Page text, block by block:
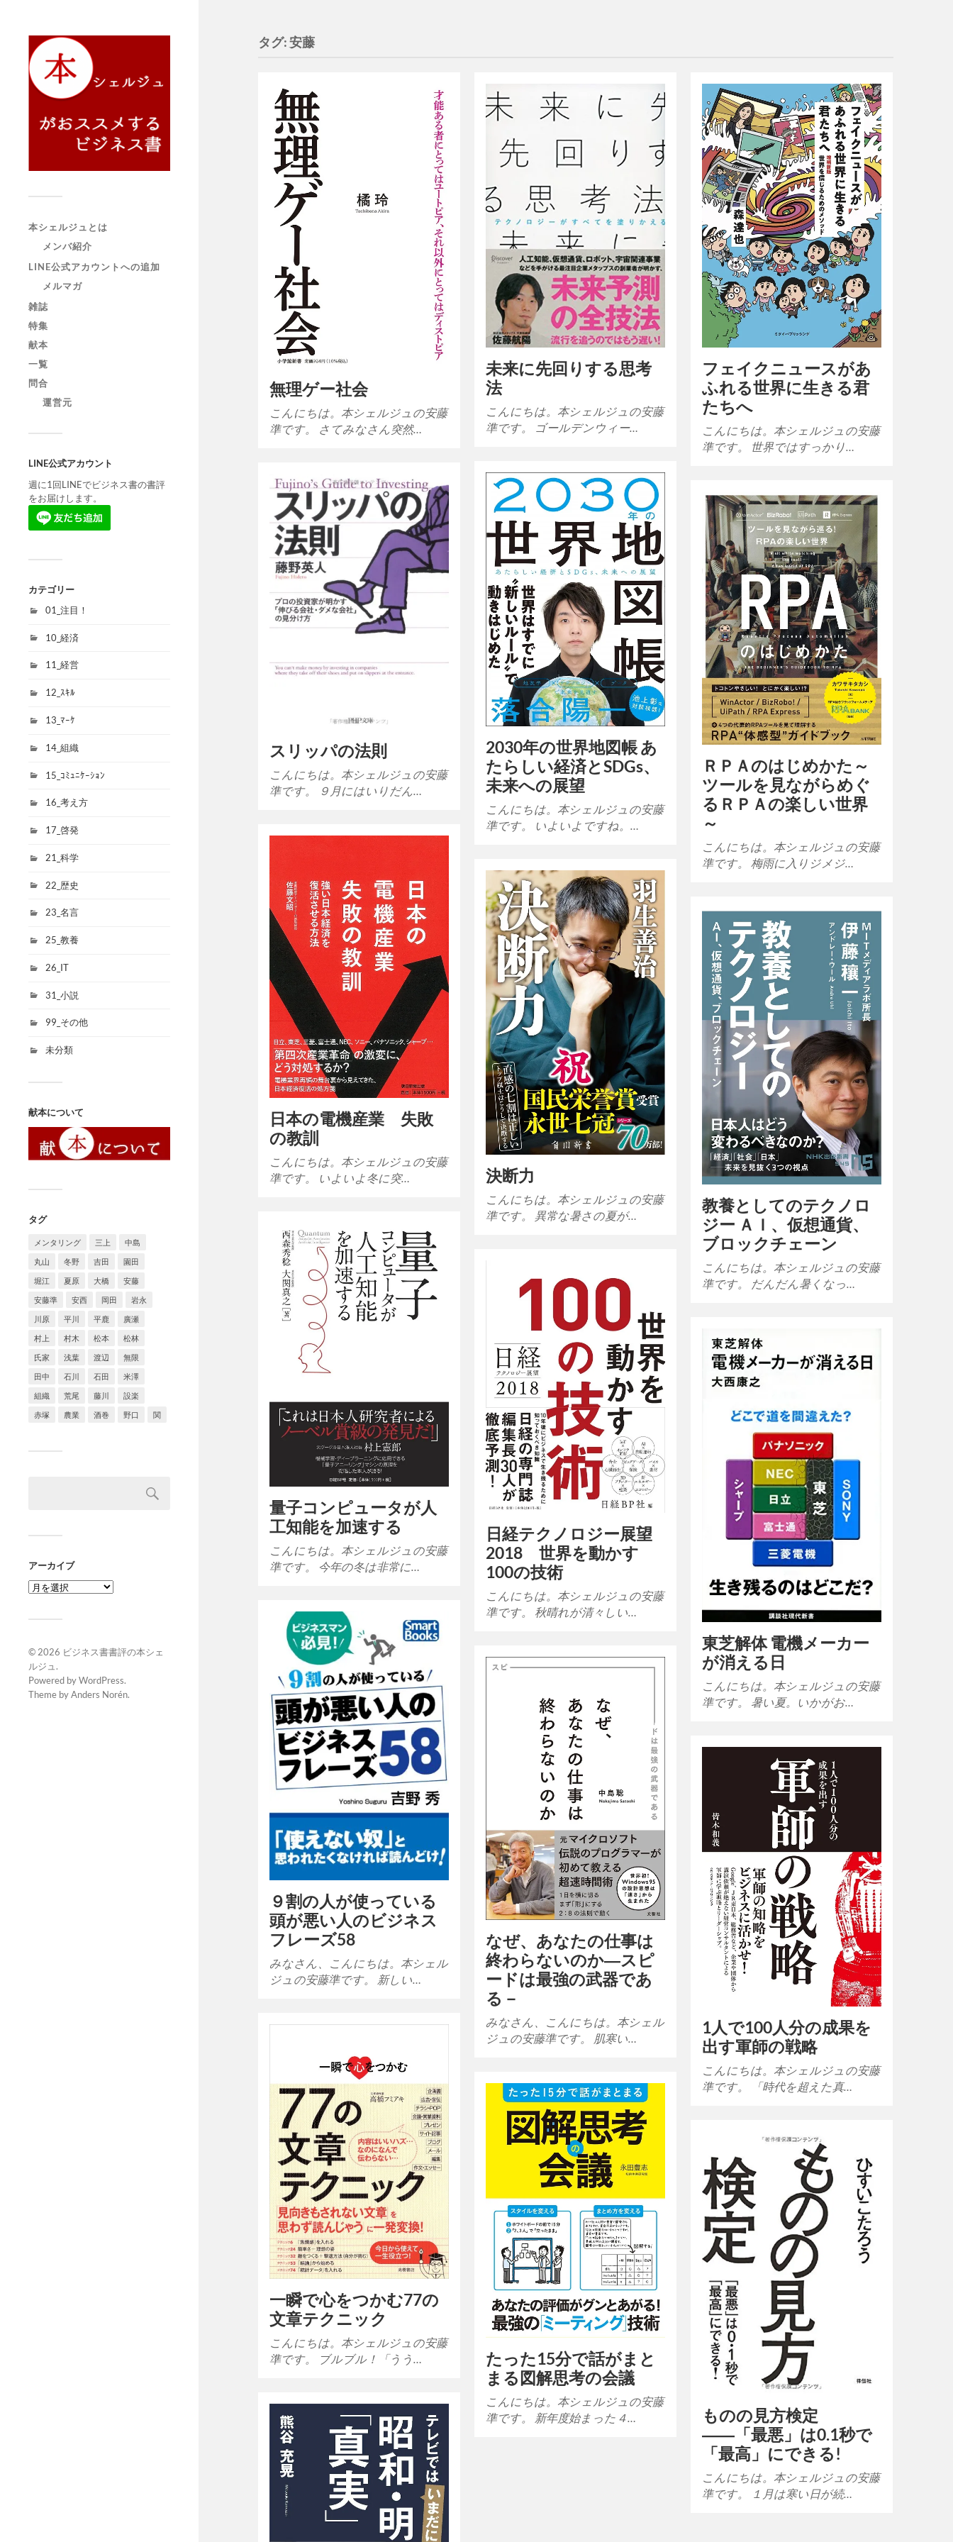
本シェルジュとは
メンバ紹介
LINE公式アカウントへの追加
メルマガ
雑誌
特集
献本
一覧
問合
運営元
LINE公式アカウント
週に1回LINEでビジネス書の書評
をお届けします。
カテゴリー
01_注目！
10_経済
11_経営
12_ｽｷﾙ
13_ﾏｰｹ
14_組織
15_ｺﾐｭﾆｹｰｼｮﾝ
16_考え方
17_啓発
21_科学
22_歴史
23_名言
25_教養
26_IT
31_小説
99_その他
未分類
献本について
タグ
メンタリング 三上 中島
丸山 冬野 吉田 園田
堀江 夏原 大橋 安藤
安藤準 安西 岡田 岩永
川原 平川 平鹿 廣瀬
村上 村木 松本 松林
氏家 浅葉 渡辺 無限
田中 石川 石田 米澤
組織 荒尾 藤川 設楽
赤塚 農業 酒巻 野口 関
アーカイブ
© 2026 ビジネス書書評の本シェ
ルジュ .
Powered byWordPress.
Theme byAnders Norén.
タグ:安藤
無理ゲー社会
こんにちは。本シェルジュの安藤
準です。 さてみなさん突然…
未来に先回りする思考
法
こんにちは。本シェルジュの安藤
準です。 ゴールデンウィー…
フェイクニュースがあ
ふれる世界に生きる君
たちへ
こんにちは。本シェルジュの安藤
準です。 世界ではすっかり…
2030年の世界地図帳 あ
たらしい経済とSDGs、
未来への展望
こんにちは。本シェルジュの安藤
準です。 いよいよですね。…
スリッパの法則
こんにちは。本シェルジュの安藤
準です。 ９月にはいりだん…
ＲＰＡのはじめかた～
ツールを見ながらめぐ
るＲＰＡの楽しい世界
～
こんにちは。本シェルジュの安藤
準です。 梅雨に入りジメジ…
日本の電機産業 失敗
の教訓
こんにちは。本シェルジュの安藤
準です。 いよいよ冬に突…
決断力
こんにちは。本シェルジュの安藤
準です。 異常な暑さの夏が…
教養としてのテクノロ
ジー ＡＩ、仮想通貨、
ブロックチェーン
こんにちは。本シェルジュの安藤
準です。 だんだん暑くなっ…
量子コンピュータが人
工知能を加速する
こんにちは。本シェルジュの安藤
準です。 今年の冬は非常に…
日経テクノロジー展望
2018 世界を動かす
100の技術
こんにちは。本シェルジュの安藤
準です。 秋晴れが清々しい…
東芝解体 電機メーカー
が消える日
こんにちは。本シェルジュの安藤
準です。 暑い夏。いかがお…
９割の人が使っている
頭が悪い人のビジネス
フレーズ58
みなさん、こんにちは。本シェル
ジュの安藤準です。 新しい…
なぜ、あなたの仕事は
終わらないのか―スピ
ードは最強の武器であ
る－
みなさん、こんにちは。本シェル
ジュの安藤準です。 肌寒い…
1人で100人分の成果を
出す軍師の戦略
こんにちは。本シェルジュの安藤
準です。 「時代を超えた真…
一瞬で心をつかむ77の
文章テクニック
こんにちは。本シェルジュの安藤
準です。 ブルブル！「うう…
たった15分で話がまと
まる図解思考の会議
こんにちは。本シェルジュの安藤
準です。 新年度始まった４…
ものの見方検定
――「最悪」は0.1秒で
「最高」にできる!
こんにちは。本シェルジュの安藤
準です。 １月は寒い日が続…